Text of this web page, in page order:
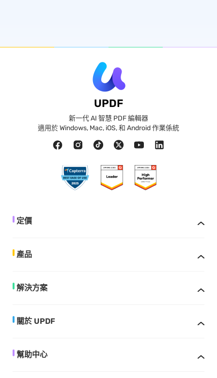
UPDF
新一代 AI 智慧 PDF 編輯器
適用於 Windows, Mac, iOS, 和 Android 作業係統
定價
產品
解決方案
關於 UPDF
幫助中心